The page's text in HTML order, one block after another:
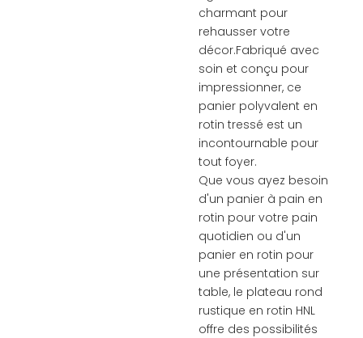
charmant pour
rehausser votre
décor.Fabriqué avec
soin et conçu pour
impressionner, ce
panier polyvalent en
rotin tressé est un
incontournable pour
tout foyer.
Que vous ayez besoin
d'un panier à pain en
rotin pour votre pain
quotidien ou d'un
panier en rotin pour
une présentation sur
table, le plateau rond
rustique en rotin HNL
offre des possibilités